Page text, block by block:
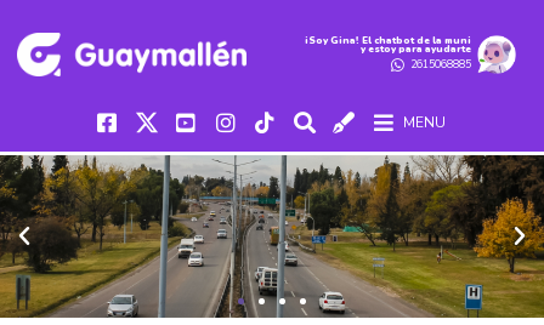
iSoy Gina! El chatbot de la muni
y estoy para ayudarte
2615068885
MENU